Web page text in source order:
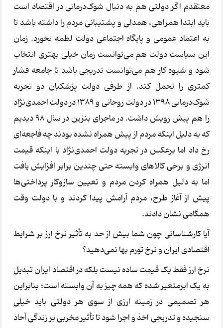
معتقدم اگر دولتی هم به دنبال شوک‌درمانی در اقتصاد است
باید ابتدا همراهی، همدلی و پشتیبانی مردم را داشته باشد تا
به اعتماد عمومی و پایگاه اجتماعی دولت لطمه نخورد. زمان
این سیاست دولت هم می‌توانست زمان خیلی بهتری انتخاب
شود و شیوه کار هم می‌توانست تدریجی باشد تا جامعه فشار
کمتری را تحمل کند. از طرفی دولت پزشکیان دو تجربه
شوک‌درمانی 1398 در دولت روحانی و 1389 در دولت احمدی‌نژاد
را هم پیش رویش داشت. در ماجرای بنزین در سال 98 دیدیم
که به دلیل اینکه مردم از پیش همراه نشده بودند چه فاجعه‌ای
رخ داد اما برعکس در تجربه دولت احمدی‌نژاد با اینکه قیمت
انرژی و برخی کالاهای وابسته حتی چندین برابر افزایش یافت
اما به دلیل همراه کردن مردم و تعیین سازوکار پرداختی‌ها
پیش از آغاز طرح، مردم آرامش پیدا کردند و با دولت وقت
همگامی نشان دادند.
آیا کارشناسانی چون شما بیش از حد به تأثیر نرخ ارز بر شرایط
اقتصادی ایران و نرخ تورم بها نمی‌دهید؟
نرخ ارز فقط یک قیمت ساده نیست بلکه در اقتصاد ایران تبدیل
به یک ابرمتغیر شده که همه چیز به آن وابسته است؛ بنابراین
هر تصمیمی در زمینه ارزی از سوی هر دولتی باید خیلی
سنجیده و تدریجی اخذ و اجرا شود تا تأثیر مخربی بر زندگی آحاد